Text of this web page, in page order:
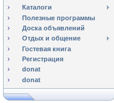
Каталоги
Полезные программы
Доска объявлений
Отдых и общение
Гостевая книга
Регистрация
donat
donat